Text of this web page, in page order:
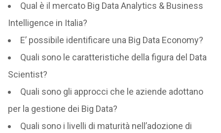
Qual è il mercato Big Data Analytics & Business
Intelligence in Italia?
E’ possibile identificare una Big Data Economy?
Quali sono le caratteristiche della figura del Data
Scientist?
Quali sono gli approcci che le aziende adottano
per la gestione dei Big Data?
Quali sono i livelli di maturità nell’adozione di